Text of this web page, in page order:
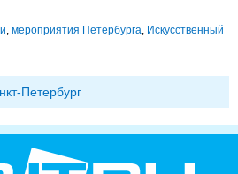
мероприятия Петербурга Искусственный
Петербург